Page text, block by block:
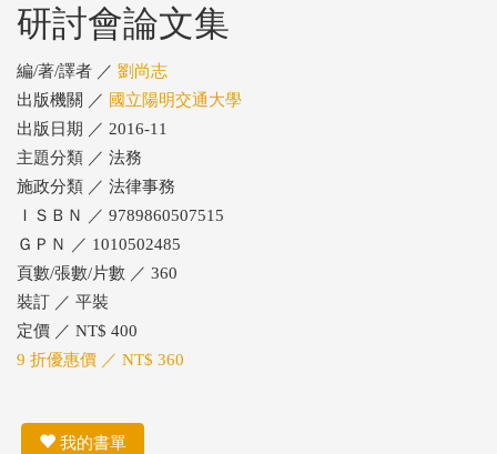
研討會論文集
編/著/譯者 ／ 劉尚志
出版機關 ／ 國立陽明交通大學
出版日期 ／ 2016-11
主題分類 ／ 法務
施政分類 ／ 法律事務
ＩＳＢＮ ／ 9789860507515
ＧＰＮ ／ 1010502485
頁數/張數/片數 ／ 360
裝訂 ／ 平裝
定價 ／ NT$ 400
9 折優惠價 ／ NT$ 360
我的書單